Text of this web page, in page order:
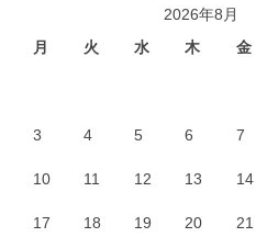
2026年8月
月
火 水 木 金
3 4 5 6 7
10 11 12 13 14
17 18 19 20 21